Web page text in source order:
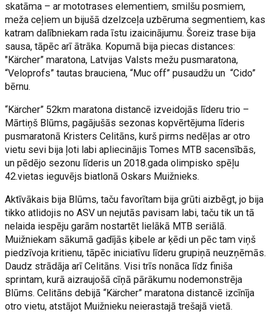
skatāma – ar mototrases elementiem, smilšu posmiem,
meža ceļiem un bijušā dzelzceļa uzbēruma segmentiem, kas
katram dalībniekam rada īstu izaicinājumu. Šoreiz trase bija
sausa, tāpēc arī ātrāka. Kopumā bija piecas distances:
"Kärcher” maratona, Latvijas Valsts mežu pusmaratona,
“Veloprofs” tautas brauciena, “Muc off” pusaudžu un “Cido”
bērnu.
“Kärcher” 52km maratona distancē izveidojās līderu trio –
Mārtiņš Blūms, pagājušās sezonas kopvērtējuma līderis
pusmaratonā Kristers Celitāns, kurš pirms nedēļas ar otro
vietu sevi bija ļoti labi apliecinājis Tomes MTB sacensībās,
un pēdējo sezonu līderis un 2018.gada olimpisko spēļu
42.vietas ieguvējs biatlonā Oskars Muižnieks.
Aktīvākais bija Blūms, taču favorītam bija grūti aizbēgt, jo bija
tikko atlidojis no ASV un nejutās pavisam labi, taču tik un tā
nelaida iespēju garām nostartēt lielākā MTB seriālā.
Muižniekam sākumā gadījās ķibele ar ķēdi un pēc tam viņš
piedzīvoja kritienu, tāpēc iniciatīvu līderu grupiņā neuzņēmās.
Daudz strādāja arī Celitāns. Visi trīs nonāca līdz finiša
sprintam, kurā aizraujošā cīņā pārākumu nodemonstrēja
Blūms. Celitāns debijā “Kärcher” maratona distancē izcīnīja
otro vietu, atstājot Muižnieku neierastajā trešajā vietā.